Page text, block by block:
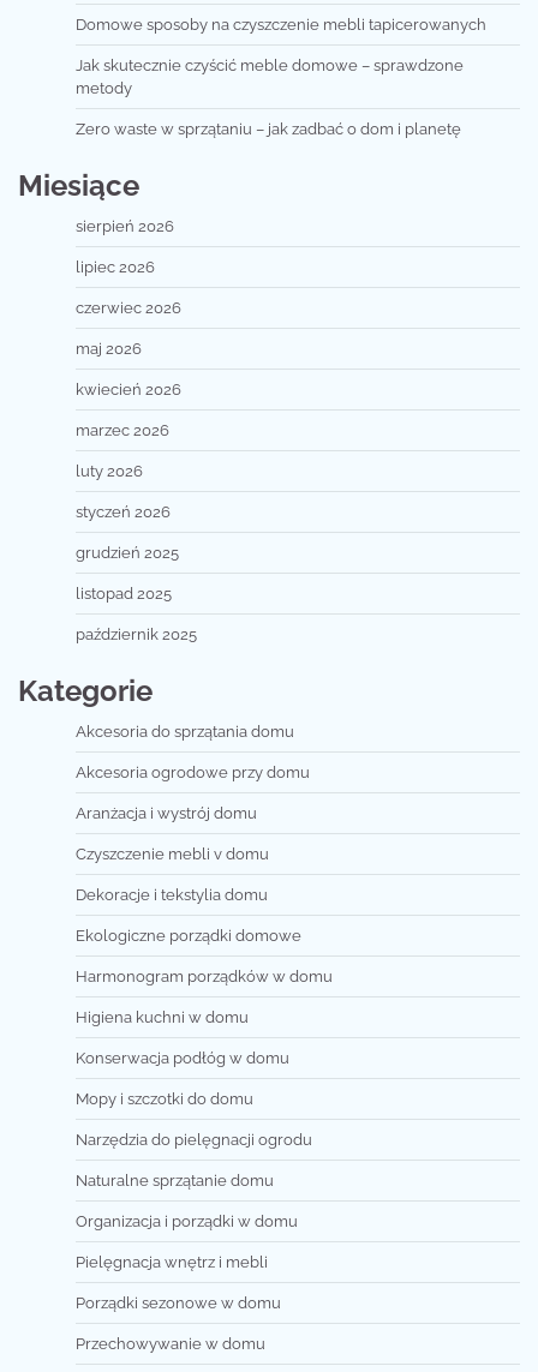
Domowe sposoby na czyszczenie mebli tapicerowanych
Jak skutecznie czyścić meble domowe – sprawdzone
metody
Zero waste w sprzątaniu – jak zadbać o dom i planetę
Miesiące
sierpień 2026
lipiec 2026
czerwiec 2026
maj 2026
kwiecień 2026
marzec 2026
luty 2026
styczeń 2026
grudzień 2025
listopad 2025
październik 2025
Kategorie
Akcesoria do sprzątania domu
Akcesoria ogrodowe przy domu
Aranżacja i wystrój domu
Czyszczenie mebli v domu
Dekoracje i tekstylia domu
Ekologiczne porządki domowe
Harmonogram porządków w domu
Higiena kuchni w domu
Konserwacja podłóg w domu
Mopy i szczotki do domu
Narzędzia do pielęgnacji ogrodu
Naturalne sprzątanie domu
Organizacja i porządki w domu
Pielęgnacja wnętrz i mebli
Porządki sezonowe w domu
Przechowywanie w domu